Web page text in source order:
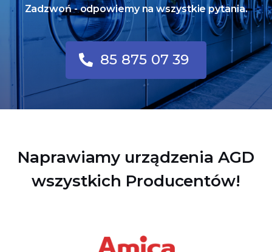
Zadzwoń - odpowiemy na wszystkie pytania.
85 875 07 39
Naprawiamy urządzenia AGD
wszystkich Producentów!